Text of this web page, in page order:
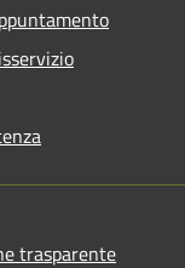
trasparente